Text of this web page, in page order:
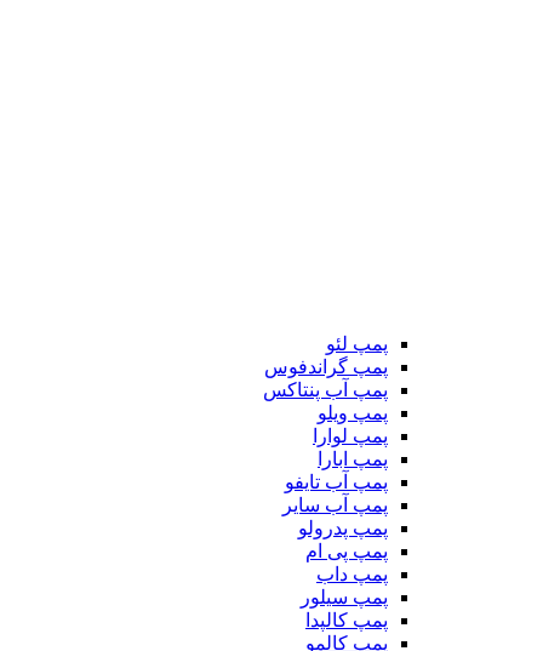
پمپ لئو
پمپ گراندفوس
پمپ آب پنتاکس
پمپ ویلو
پمپ لوارا
پمپ ابارا
پمپ آب تایفو
پمپ آب سایر
پمپ پدرولو
پمپ پی ام
پمپ داب
پمپ سیلور
پمپ کالپدا
پمپ کالمو